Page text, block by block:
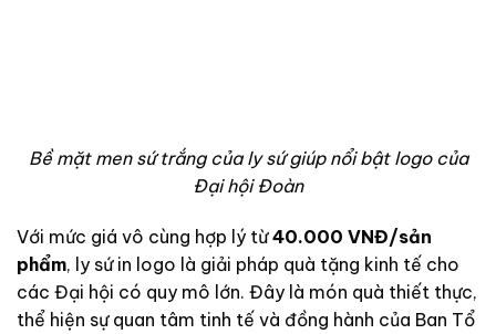
Bề mặt men sứ trắng của ly sứ giúp nổi bật logo của
Đại hội Đoàn
Với mức giá vô cùng hợp lý từ40.000 VNĐ/sản
phẩm, ly sứ in logo là giải pháp quà tặng kinh tế cho
các Đại hội có quy mô lớn. Đây là món quà thiết thực,
thể hiện sự quan tâm tinh tế và đồng hành của Ban Tổ